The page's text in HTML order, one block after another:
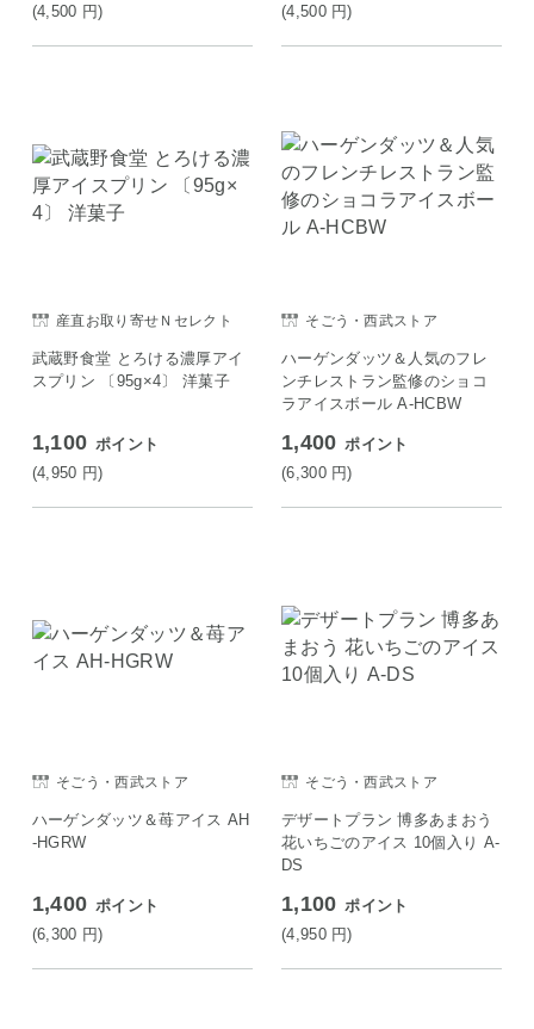
(4,500 円)
(4,500 円)
産直お取り寄せＮセレクト
武蔵野食堂 とろける濃厚アイ
スプリン 〔95g×4〕 洋菓子
1,100 ポイント
(4,950 円)
そごう・西武ストア
ハーゲンダッツ＆人気のフレ
ンチレストラン監修のショコ
ラアイスボール A-HCBW
1,400 ポイント
(6,300 円)
そごう・西武ストア
ハーゲンダッツ＆苺アイス AH
-HGRW
1,400 ポイント
(6,300 円)
そごう・西武ストア
デザートプラン 博多あまおう
花いちごのアイス 10個入り A-
DS
1,100 ポイント
(4,950 円)